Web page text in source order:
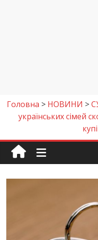
Головна > НОВИНИ >
українських сімей